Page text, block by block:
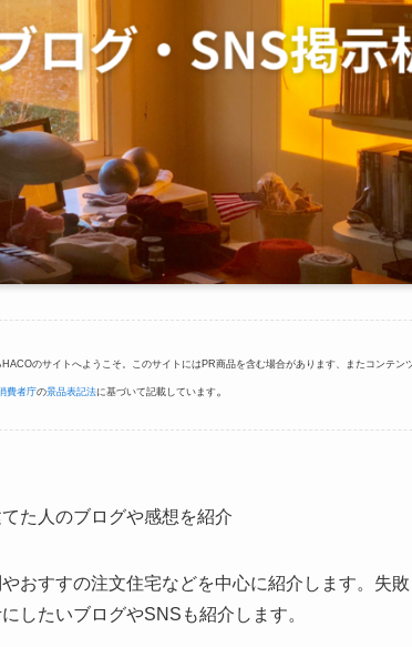
のサイトへようこそ。このサイトにはPR商品を含む場合があります、またコンテン
費者庁の景品表記法に基づいて記載しています。
た人のブログや感想を紹介
おすすの注文住宅などを中心に紹介します。失
したいブログやSNSも紹介します。